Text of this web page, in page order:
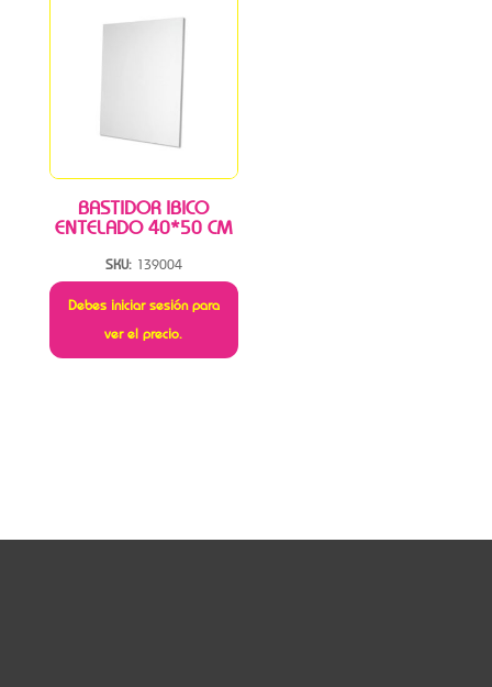
BASTIDOR IBICO
ENTELADO 40*50 CM
SKU: 139004
Debes iniciar sesión para
ver el precio.